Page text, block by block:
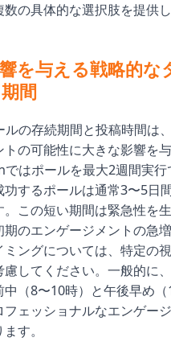
数の具体的な選択肢を提供
を与える戦略的な
間
の存続期間と投稿時間は
トの可能性に大きな影響を
はポールを最大2週間実行
功するポールは通常3〜5日
。この短い期間は緊急性を
期のエンゲージメントの急
ミングについては、特定の
慮してください。一般的に
中（8〜10時）と午後早め
ェッショナルなエンゲー
す。